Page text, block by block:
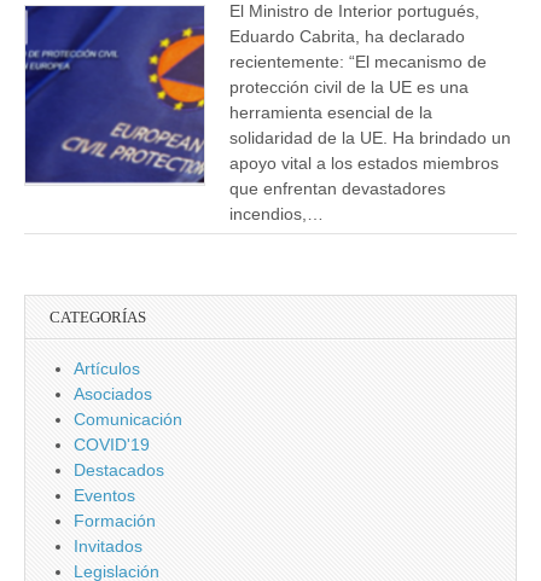
El Ministro de Interior portugués,
Eduardo Cabrita, ha declarado
recientemente: “El mecanismo de
protección civil de la UE es una
herramienta esencial de la
solidaridad de la UE. Ha brindado un
apoyo vital a los estados miembros
que enfrentan devastadores
incendios,…
CATEGORÍAS
Artículos
Asociados
Comunicación
COVID'19
Destacados
Eventos
Formación
Invitados
Legislación